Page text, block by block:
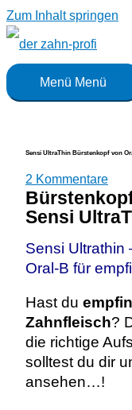
Zum Inhalt springen
Menü Menü
Sensi UltraThin Bürstenkopf von
2 Kommentare
Sensi
Sensi Ultrathin
Oral-B für
Hast du
Zahnfleisch?
die richtige
solltest du dir
ansehen…!